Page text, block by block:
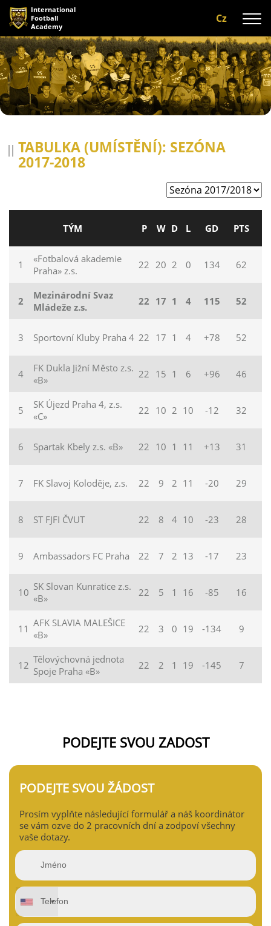
Cz
International
Football
Academy
O nás
Programy
A-tým
Zázemí
Recenze
TABULKA (UMÍSTĚNÍ): SEZÓNA
2017-2018
TÝM P W D L GD PTS
1
«Fotbalová akademie
Praha» z.s.
22 20 2 0 134 62
2
Mezinárodní Svaz
Mládeže z.s.
22 17 1 4 115 52
3 Sportovní Kluby Praha 4 22 17 1 4 +78 52
4
FK Dukla Jižní Město z.s.
«B»
22 15 1 6 +96 46
5
SK Újezd Praha 4, z.s.
«C»
22 10 2 10 -12 32
6 Spartak Kbely z.s. «B» 22 10 1 11 +13 31
7 FK Slavoj Koloděje, z.s. 22 9 2 11 -20 29
8 ST FJFI ČVUT 22 8 4 10 -23 28
9 Ambassadors FC Praha 22 7 2 13 -17 23
10 SK Slovan Kunratice z.s.
«B»
22 5 1 16 -85 16
11 AFK SLAVIA MALEŠICE
«B»
22 3 0 19 -134 9
12 Tělovýchovná jednota
Spoje Praha «B»
22 2 1 19 -145 7
PODEJTE SVOU ZADOST
PODEJTE SVOU ŽÁDOST
Prosím vyplňte následující formulář a náš koordinátor
se vám ozve do 2 pracovních dní a zodpoví všechny
vaše dotazy.